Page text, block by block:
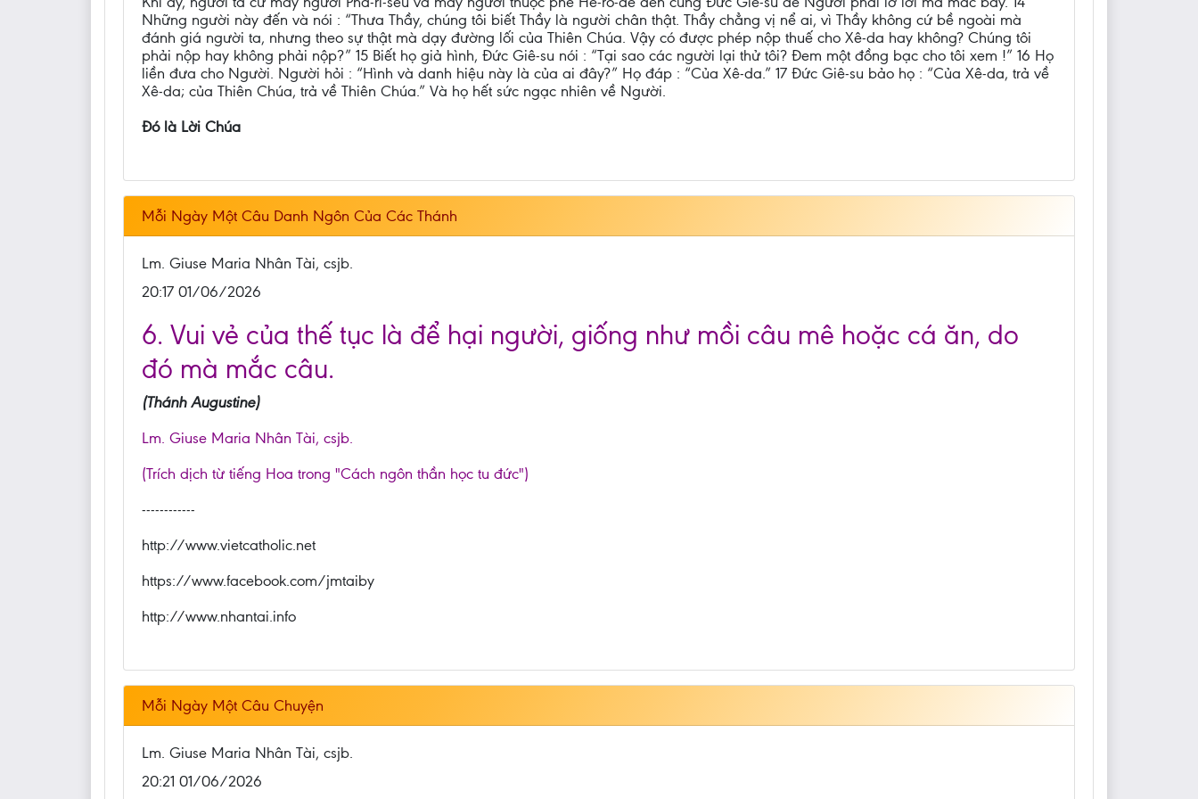
Những người này đến và nói : “Thưa Thầy, chúng tôi biết Thầy là người chân thật. Thầy chẳng vị nể ai, vì Thầy không cứ bề ngoài mà
đánh giá người ta, nhưng theo sự thật mà dạy đường lối của Thiên Chúa. Vậy có được phép nộp thuế cho Xê-da hay không? Chúng tôi
phải nộp hay không phải nộp?” 15 Biết họ giả hình, Đức Giê-su nói : “Tại sao các người lại thử tôi? Đem một đồng bạc cho tôi xem !” 16 Họ
liền đưa cho Người. Người hỏi : “Hình và danh hiệu này là của ai đây?” Họ đáp : “Của Xê-da.” 17 Đức Giê-su bảo họ : “Của Xê-da, trả về
Xê-da; của Thiên Chúa, trả về Thiên Chúa.” Và họ hết sức ngạc nhiên về Người.
Đó là Lời Chúa
Mỗi Ngày Một Câu Danh Ngôn Của Các Thánh
Lm. Giuse Maria Nhân Tài, csjb.
20:17 01/06/2026
6. Vui vẻ của thế tục là để hại người, giống như mồi câu mê hoặc cá ăn, do
đó mà mắc câu.
(Thánh Augustine)
Lm. Giuse Maria Nhân Tài, csjb.
(Trích dịch từ tiếng Hoa trong "Cách ngôn thần học tu đức")
------------
http://www.vietcatholic.net
https://www.facebook.com/jmtaiby
http://www.nhantai.info
Mỗi Ngày Một Câu Chuyện
Lm. Giuse Maria Nhân Tài, csjb.
20:21 01/06/2026